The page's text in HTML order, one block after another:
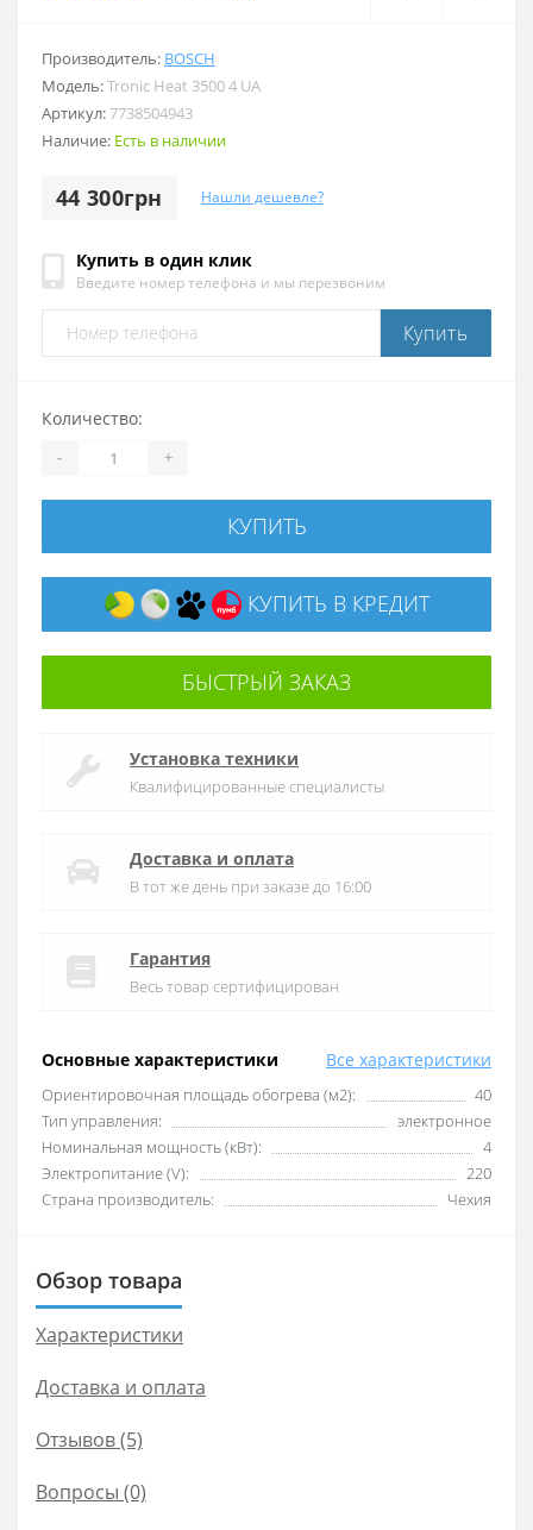
Производитель: BOSCH
Модель:Tronic Heat 3500 4 UA
Артикул:7738504943
Наличие: Есть в наличии
44 300грн Нашли дешевле?
Купить в один клик
Введите номер телефона и мы перезвоним
Купить
Основные характеристики Все характеристики
Ориентировочная площадь обогрева (м2):
40
Тип управления:
электронное
Номинальная мощность (кВт):
4
Электропитание (V):
220
Страна производитель:
Чехия
Количество:
- +
КУПИТЬ
КУПИТЬ В КРЕДИТ
БЫСТРЫЙ ЗАКАЗ
Установка техники
Квалифицированные специалисты
Доставка и оплата
В тот же день при заказе до 16:00
Гарантия
Весь товар сертифицирован
Обзор товара
Характеристики
Доставка и оплата
Отзывов (5)
Вопросы (0)